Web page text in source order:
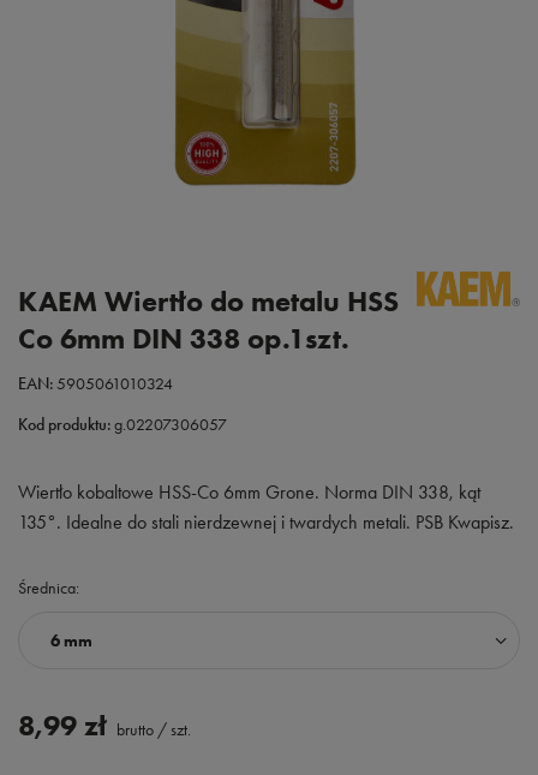
KAEM Wiertło do metalu HSS
Co 6mm DIN 338 op.1szt.
EAN:5905061010324
Kod produktu:g.02207306057
Wiertło kobaltowe HSS-Co 6mm Grone. Norma DIN 338, kąt
135°. Idealne do stali nierdzewnej i twardych metali. PSB Kwapisz.
Średnica
6 mm
8,99 zł brutto / szt.